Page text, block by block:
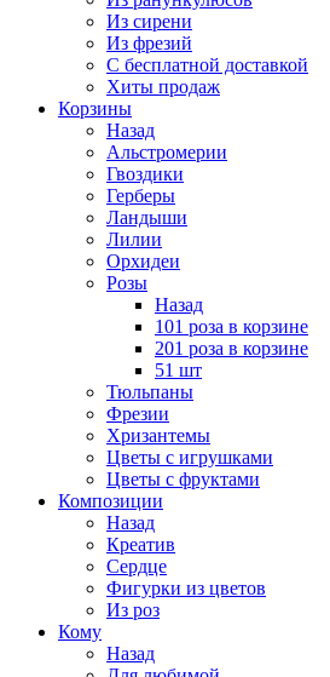
Из сирени
Из фрезий
С бесплатной доставкой
Хиты продаж
Корзины
Назад
Альстромерии
Гвоздики
Герберы
Ландыши
Лилии
Орхидеи
Розы
Назад
101 роза в корзине
201 роза в корзине
51 шт
Тюльпаны
Фрезии
Хризантемы
Цветы с игрушками
Цветы с фруктами
Композиции
Назад
Креатив
Сердце
Фигурки из цветов
Из роз
Кому
Назад